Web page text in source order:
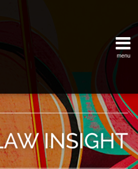
menu
Regulatory
Regulatoryof Customs
and Reform
Council
for Industry &
of Foreign
Court